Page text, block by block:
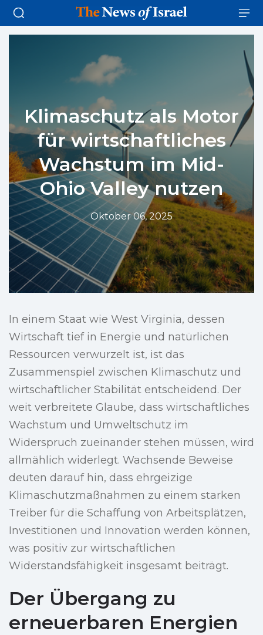
Klimaschutz als Motor
für wirtschaftliches
Wachstum im Mid-
Ohio Valley nutzen
Oktober 06, 2025
In einem Staat wie West Virginia, dessen
Wirtschaft tief in Energie und natürlichen
Ressourcen verwurzelt ist, ist das
Zusammenspiel zwischen Klimaschutz und
wirtschaftlicher Stabilität entscheidend. Der
weit verbreitete Glaube, dass wirtschaftliches
Wachstum und Umweltschutz im
Widerspruch zueinander stehen müssen, wird
allmählich widerlegt. Wachsende Beweise
deuten darauf hin, dass ehrgeizige
Klimaschutzmaßnahmen zu einem starken
Treiber für die Schaffung von Arbeitsplätzen,
Investitionen und Innovation werden können,
was positiv zur wirtschaftlichen
Widerstandsfähigkeit insgesamt beiträgt.
Der Übergang zu
erneuerbaren Energien